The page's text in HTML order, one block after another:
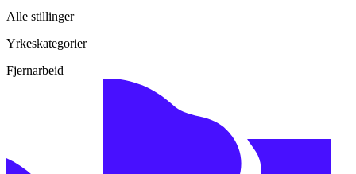
Alle stillinger
Yrkeskategorier
Fjernarbeid